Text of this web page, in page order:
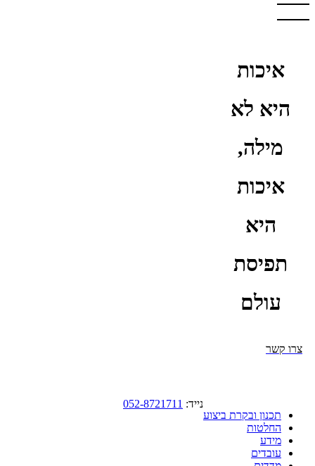
איכות
היא לא
מילה,
איכות
היא
תפיסת
עולם
צרו קשר
תכנון ובקרת ביצוע
החלטות
מידע
עובדים
נייד: 052-8721711